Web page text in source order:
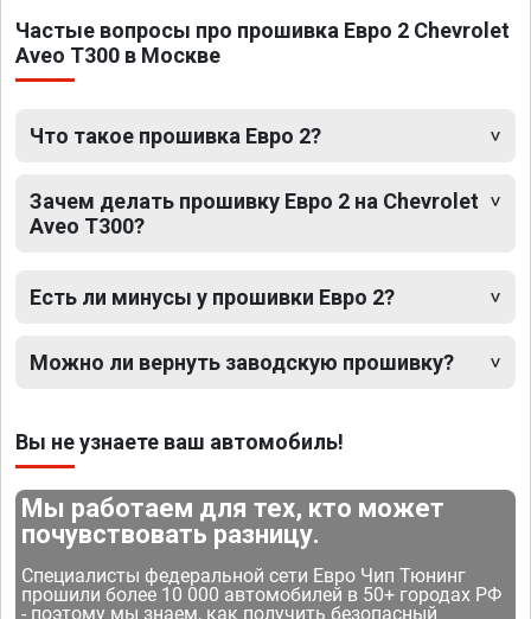
Частые вопросы про прошивка Евро 2 Chevrolet
Aveo T300 в Москве
Что такое прошивка Евро 2?
Зачем делать прошивку Евро 2 на Chevrolet
Aveo T300?
Есть ли минусы у прошивки Евро 2?
Можно ли вернуть заводскую прошивку?
Вы не узнаете ваш автомобиль!
Мы работаем для тех, кто может
почувствовать разницу.
Специалисты федеральной сети Евро Чип Тюнинг
прошили более 10 000 автомобилей в 50+ городах РФ
- поэтому мы знаем, как получить безопасный